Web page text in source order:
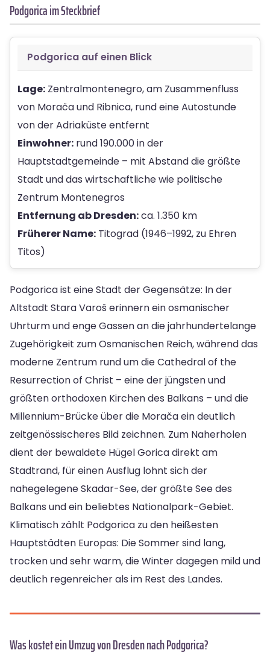
Podgorica im Steckbrief
Podgorica auf einen Blick
Lage: Zentralmontenegro, am Zusammenfluss
von Morača und Ribnica, rund eine Autostunde
von der Adriaküste entfernt
Einwohner: rund 190.000 in der
Hauptstadtgemeinde – mit Abstand die größte
Stadt und das wirtschaftliche wie politische
Zentrum Montenegros
Entfernung ab Dresden:ca. 1.350 km
Früherer Name: Titograd (1946–1992, zu Ehren
Titos)
Podgorica ist eine Stadt der Gegensätze: In der
Altstadt Stara Varoš erinnern ein osmanischer
Uhrturm und enge Gassen an die jahrhundertelange
Zugehörigkeit zum Osmanischen Reich, während das
moderne Zentrum rund um die Cathedral of the
Resurrection of Christ – eine der jüngsten und
größten orthodoxen Kirchen des Balkans – und die
Millennium-Brücke über die Morača ein deutlich
zeitgenössischeres Bild zeichnen. Zum Naherholen
dient der bewaldete Hügel Gorica direkt am
Stadtrand, für einen Ausflug lohnt sich der
nahegelegene Skadar-See, der größte See des
Balkans und ein beliebtes Nationalpark-Gebiet.
Klimatisch zählt Podgorica zu den heißesten
Hauptstädten Europas: Die Sommer sind lang,
trocken und sehr warm, die Winter dagegen mild und
deutlich regenreicher als im Rest des Landes.
Was kostet ein Umzug von Dresden nach Podgorica?